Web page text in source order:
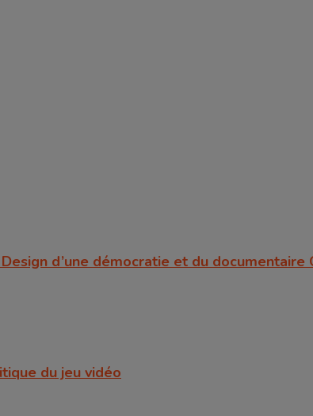
d’une démocratie et du
du jeu vidéo